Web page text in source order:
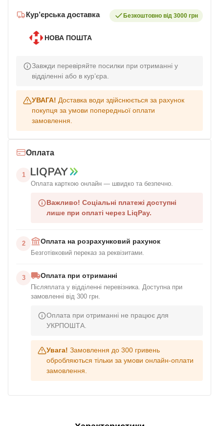
Кур’єрська доставка Безкоштовно від 3000 грн
НОВА ПОШТА
Завжди перевіряйте посилки при отриманні у
відділенні або в кур’єра.
УВАГА! Доставка води здійснюється за рахунок
покупця за умови попередньої оплати
замовлення.
Оплата
1
Оплата карткою онлайн — швидко та безпечно.
Важливо! Соціальні платежі доступні
лише при оплаті через LiqPay.
2 Оплата на розрахунковий рахунок
Безготівковий переказ за реквізитами.
3 Оплата при отриманні
Післяплата у відділенні перевізника. Доступна при
замовленні від 300 грн.
Оплата при отриманні не працює для
УКРПОШТА.
Увага! Замовлення до 300 гривень
обробляються тільки за умови онлайн-оплати
замовлення.